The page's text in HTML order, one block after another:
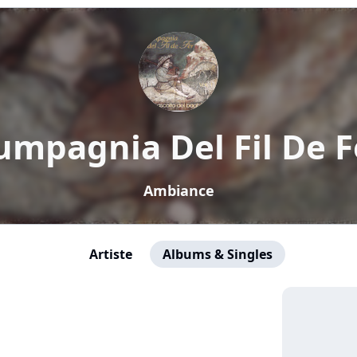
Del Fil De
Ambiance
Artiste Albums & Singles